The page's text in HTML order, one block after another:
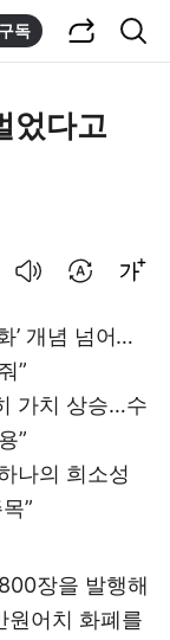
구독
었다고
’ 개념 넘어…
”
가치 상승…수
”
나의 희소성
”
장을 발행해
원어치 화폐를